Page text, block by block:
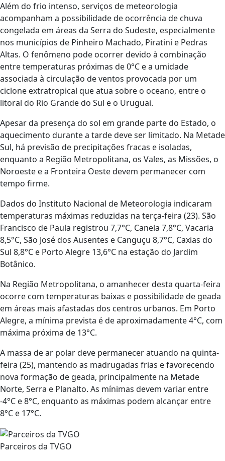
Além do frio intenso, serviços de meteorologia
acompanham a possibilidade de ocorrência de chuva
congelada em áreas da Serra do Sudeste, especialmente
nos municípios de Pinheiro Machado, Piratini e Pedras
Altas. O fenômeno pode ocorrer devido à combinação
entre temperaturas próximas de 0°C e a umidade
associada à circulação de ventos provocada por um
ciclone extratropical que atua sobre o oceano, entre o
litoral do Rio Grande do Sul e o Uruguai.
Apesar da presença do sol em grande parte do Estado, o
aquecimento durante a tarde deve ser limitado. Na Metade
Sul, há previsão de precipitações fracas e isoladas,
enquanto a Região Metropolitana, os Vales, as Missões, o
Noroeste e a Fronteira Oeste devem permanecer com
tempo firme.
Dados do Instituto Nacional de Meteorologia indicaram
temperaturas máximas reduzidas na terça-feira (23). São
Francisco de Paula registrou 7,7°C, Canela 7,8°C, Vacaria
8,5°C, São José dos Ausentes e Canguçu 8,7°C, Caxias do
Sul 8,8°C e Porto Alegre 13,6°C na estação do Jardim
Botânico.
Na Região Metropolitana, o amanhecer desta quarta-feira
ocorre com temperaturas baixas e possibilidade de geada
em áreas mais afastadas dos centros urbanos. Em Porto
Alegre, a mínima prevista é de aproximadamente 4°C, com
máxima próxima de 13°C.
A massa de ar polar deve permanecer atuando na quinta-
feira (25), mantendo as madrugadas frias e favorecendo
nova formação de geada, principalmente na Metade
Norte, Serra e Planalto. As mínimas devem variar entre
-4°C e 8°C, enquanto as máximas podem alcançar entre
8°C e 17°C.
Parceiros da TVGO